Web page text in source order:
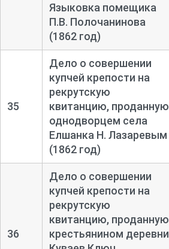
Языковка помещика
П.В. Полочанинова
(1862 год)
35
Дело о совершении
купчей крепости на
рекрутскую
квитанцию, проданную
однодворцем села
Елшанка Н. Лазаревым
(1862 год)
36
Дело о совершении
купчей крепости на
рекрутскую
квитанцию, проданную
крестьянином деревни